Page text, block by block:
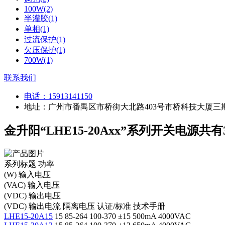
100W(2)
半灌胶(1)
单相(1)
过流保护(1)
欠压保护(1)
700W(1)
联系我们
电话： 15913141150
地址：广州市番禺区市桥街大北路403号市桥科技大厦三
金升阳“LHE15-20Axx”系列开关电源共
系列标题 功率
(W) 输入电压
(VAC) 输入电压
(VDC) 输出电压
(VDC) 输出电流 隔离电压 认证/标准 技术手册
LHE15-20A15 15 85-264 100-370 ±15 500mA 4000VAC